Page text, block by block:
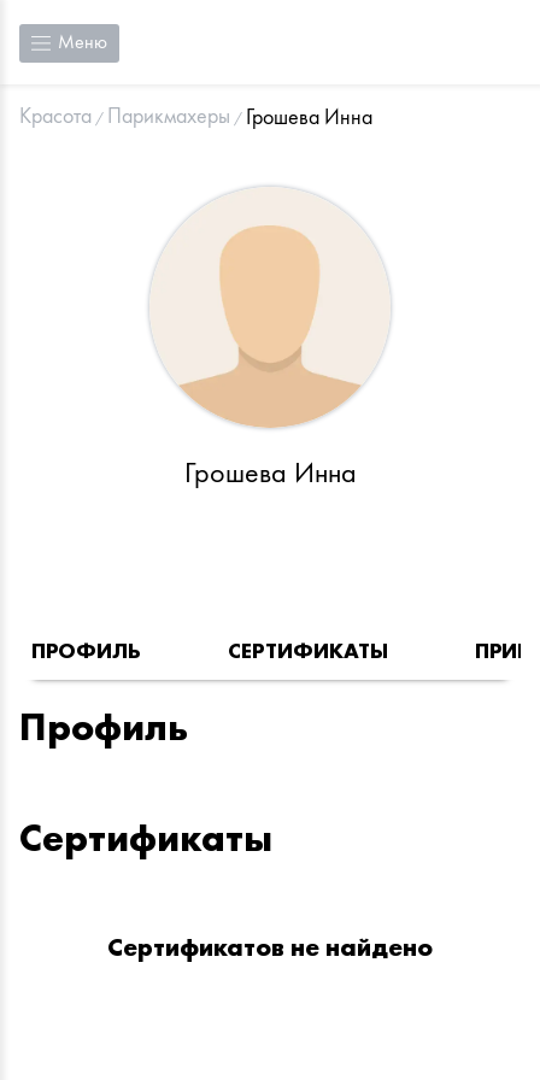
Меню
Красота Парикмахеры Грошева Инна
Грошева Инна
ПРОФИЛЬ СЕРТИФИКАТЫ
Профиль
Сертификаты
Сертификатов не найдено